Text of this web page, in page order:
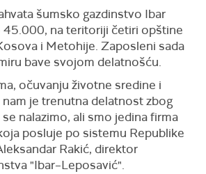
šumsko gazdinstvo Ibar
45.000, na teritoriji četiri opštine
i Metohije. Zaposleni sada
bave svojom delatnošću.
očuvanju životne sredine i
je trenutna delatnost zbog
nalazimo, ali smo jedina firma
posluje po sistemu Republike
Rakić, direktor
"Ibar–Leposavić".